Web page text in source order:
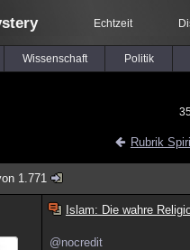
Echtzeit
Wissenschaft Politik
Rubrik
1.771
Islam: Die wahre
@nocredit